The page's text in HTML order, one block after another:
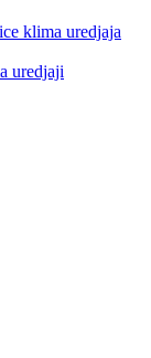
klima uredjaja
uredjaji